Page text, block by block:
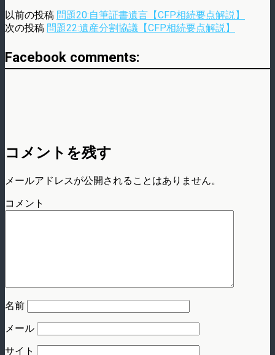
以前の投稿 問題20:自筆証書遺言【CFP相続要点解説】
次の投稿 問題22:遺産分割協議【CFP相続要点解説】
Facebook comments:
コメントを残す
メールアドレスが公開されることはありません。
コメント
名前
メール
サイト